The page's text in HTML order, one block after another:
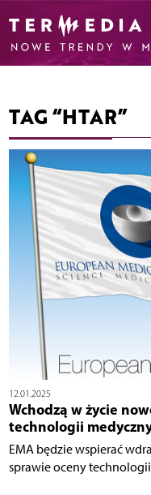
TAG “HTAR”
12.01.2025
Wchodzą w życie
technologii
EMA będzie wspierać
sprawie oceny